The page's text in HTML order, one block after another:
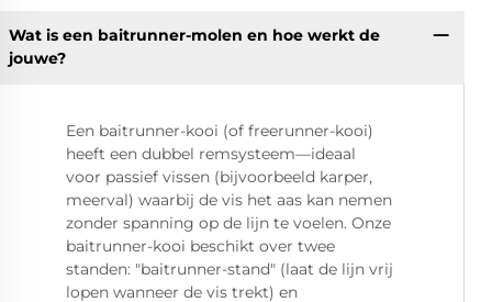
Wat is een baitrunner-molen en hoe werkt de
jouwe?
Een baitrunner-kooi (of freerunner-kooi)
heeft een dubbel remsysteem—ideaal
voor passief vissen (bijvoorbeeld karper,
meerval) waarbij de vis het aas kan nemen
zonder spanning op de lijn te voelen. Onze
baitrunner-kooi beschikt over twee
standen: "baitrunner-stand" (laat de lijn vrij
lopen wanneer de vis trekt) en